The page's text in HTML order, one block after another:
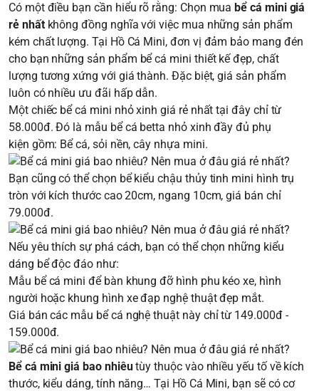
Có một điều bạn cần hiểu rõ rằng: Chọn muabể cá mini giá
rẻ nhất không đồng nghĩa với việc mua những sản phẩm
kém chất lượng. Tại Hồ Cá Mini, đơn vị đảm bảo mang đén
cho bạn những sản phẩm bể cá mini thiết kế đẹp, chất
lượng tương xứng với giá thành. Đặc biệt, giá sản phẩm
luôn có nhiều ưu đãi hấp dẫn.
Một chiếc bể cá mini nhỏ xinh giá rẻ nhất tại đây chỉ từ
58.000đ. Đó là mẫu bể cá betta nhỏ xinh đầy đủ phụ
kiện gồm: Bể cá, sỏi nền, cây nhựa mini.
Bạn cũng có thể chọn bể kiểuchậu thủy tinh mini hình trụ
tròn với kích thước cao 20cm, ngang 10cm, giá bán chỉ
79.000đ.
Nếu yêu thích sự phá cách, bạn có thể chọn những kiểu
dáng bể độc đáo như:
Mẫu bể cá mini để bàn khung đỡ hình phu kéo xe, hình
người hoặc khung hình xe đạp nghệ thuật đẹp mắt.
Giá bán các mẫu bể cá nghệ thuật này chỉ từ 149.000đ -
159.000đ.
Bể cá mini giá bao nhiêutùy thuộc vào nhiều yếu tố về kích
thước, kiểu dáng, tính năng… Tại Hồ Cá Mini, bạn sẽ có cơ